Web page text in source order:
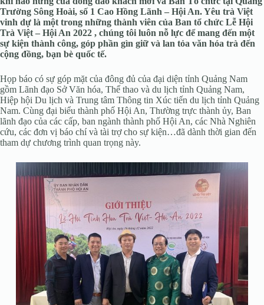
Trường Sông Hoài, số 1 Cao Hồng Lãnh – Hội An. Yêu trà Việt
vinh dự là một trong những thành viên của Ban tổ chức Lễ Hội
Trà Việt – Hội An 2022 , chúng tôi luôn nỗ lực để mang đến một
sự kiện thành công, góp phần gìn giữ và lan tỏa văn hóa trà đến
cộng đồng, bạn bè quốc tế.
Họp báo có sự góp mặt của đông đủ của đại diện tỉnh Quảng Nam
gồm Lãnh đạo Sở Văn hóa, Thể thao và du lịch tỉnh Quảng Nam,
Hiệp hội Du lịch và Trung tâm Thông tin Xúc tiến du lịch tỉnh Quảng
Nam. Cùng đại biểu thành phố Hội An, Thường trực thành ủy, Ban
lãnh đạo của các cấp, ban ngành thành phố Hội An, các Nhà Nghiên
cứu, các đơn vị báo chí và tài trợ cho sự kiện…đã dành thời gian đến
tham dự chương trình quan trọng này.